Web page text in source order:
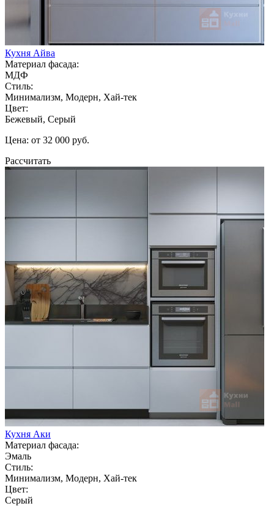
Кухня Айва
Материал фасада:
МДФ
Стиль:
Минимализм, Модерн, Хай-тек
Цвет:
Бежевый, Серый
Цена: от 32 000 руб.
Рассчитать
Кухня Аки
Материал фасада:
Эмаль
Стиль:
Минимализм, Модерн, Хай-тек
Цвет:
Серый